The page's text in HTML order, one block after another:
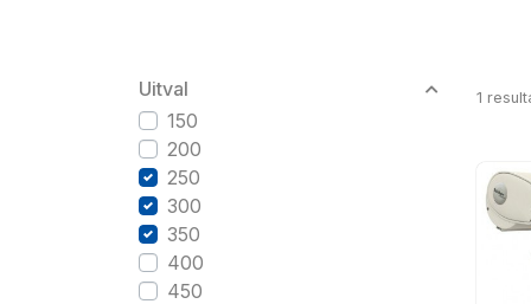
Uitval
150
200
250
300
350
400
450
1